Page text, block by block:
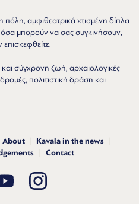
πόλη, αμφιθεατρικά χτισμένη δίπλα
μπορούν να σας συγκινήσουν,
επισκεφθείτε.
σύγχρονη ζωή, αρχαιολογικές
πολιτιστική δράση και
About
Kavala in the news
Contact